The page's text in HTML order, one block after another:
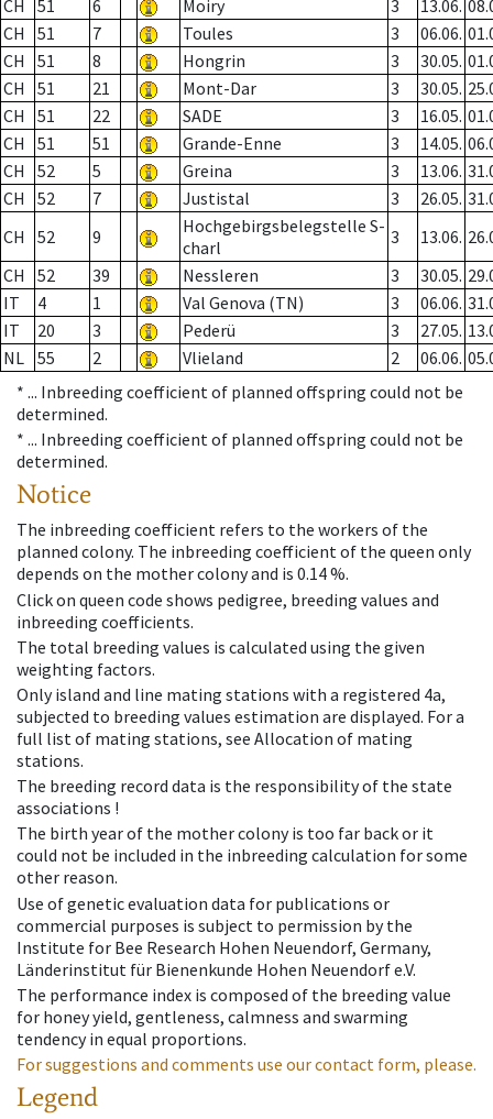
CH 51 6 Moiry 3 13.06.
CH
51 7 Toules 3 06.06.
CH
51 8 Hongrin 3 30.05.
CH
51 21 Mont-Dar 3 30.05.
CH
51 22 SADE 3 16.05.
CH
51 51 Grande-Enne 3 14.05.
CH
52 5 Greina 3 13.06.
CH
52 7 Justistal 3 26.05.
CH
52 9
Hochgebirgsbelegstelle S-
charl
3 13.06.
CH
52 39 Nessleren 3 30.05.
IT
4 1 Val Genova (TN) 3 06.06.
IT
20 3 Pederü 3 27.05.
NL 55 2 Vlieland 2 06.06.
* ... Inbreeding coefficient of planned offspring could not be
determined.
* ... Inbreeding coefficient of planned offspring could not be
determined.
Notice
The inbreeding coefficient refers to the workers of the
planned colony. The inbreeding coefficient of the queen only
depends on the mother colony and is 0.14 %.
Click on queen code shows pedigree, breeding values and
inbreeding coefficients.
The total breeding values is calculated using the given
weighting factors.
Only island and line mating stations with a registered 4a,
subjected to breeding values estimation are displayed. For a
full list of mating stations, see Allocation of mating
stations.
The breeding record data is the responsibility of the state
associations !
The birth year of the mother colony is too far back or it
could not be included in the inbreeding calculation for some
other reason.
Use of genetic evaluation data for publications or
commercial purposes is subject to permission by the
Institute for Bee Research Hohen Neuendorf, Germany,
Länderinstitut für Bienenkunde Hohen Neuendorf e.V.
The performance index is composed of the breeding value
for honey yield, gentleness, calmness and swarming
tendency in equal proportions.
For suggestions and comments use our contact form, please.
Legend